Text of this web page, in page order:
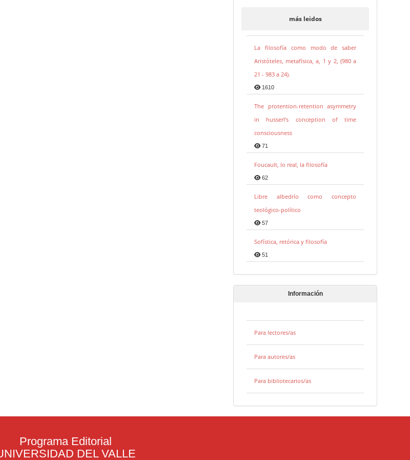
más leidos
La filosofía como modo de saber
Aristóteles, metafísica, a, 1 y 2, (980 a
21 - 983 a 24).
1610
The protention-retention asymmetry
in husserl’s conception of time
consciousness
71
Foucault, lo real, la filosofía
62
Libre albedrío como concepto
teológico-político
57
Sofística, retórica y filosofía
51
Información
Para lectores/as
Para autores/as
Para bibliotecarios/as
Programa Editorial
DEL VALLE